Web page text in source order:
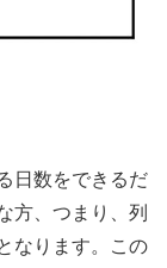
日数をできるだ
方、つまり、列
なります。この